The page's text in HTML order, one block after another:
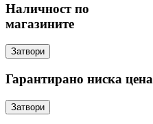
Наличност по
магазините
Затвори
Гарантирано ниска цена
Затвори